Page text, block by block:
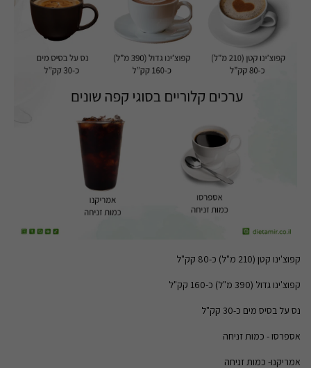
קפוצ'ינו קטן (210 מ"ל) כ-80 קק"ל
קפוצ'ינו גדול (390 מ"ל) כ-160 קק"ל
נס על בסיס מים כ-30 קק"ל
אספרסו - כמות זניחה
אמריקנו- כמות זניחה